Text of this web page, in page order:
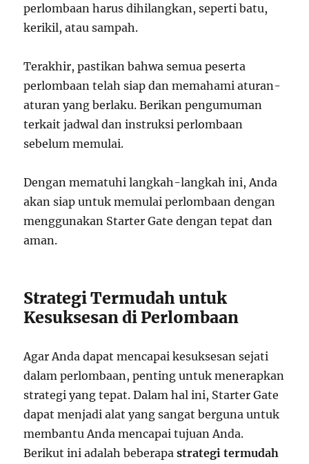
perlombaan harus dihilangkan, seperti batu,
kerikil, atau sampah.
Terakhir, pastikan bahwa semua peserta
perlombaan telah siap dan memahami aturan-
aturan yang berlaku. Berikan pengumuman
terkait jadwal dan instruksi perlombaan
sebelum memulai.
Dengan mematuhi langkah-langkah ini, Anda
akan siap untuk memulai perlombaan dengan
menggunakan Starter Gate dengan tepat dan
aman.
Strategi Termudah untuk
Kesuksesan di Perlombaan
Agar Anda dapat mencapai kesuksesan sejati
dalam perlombaan, penting untuk menerapkan
strategi yang tepat. Dalam hal ini, Starter Gate
dapat menjadi alat yang sangat berguna untuk
membantu Anda mencapai tujuan Anda.
Berikut ini adalah beberapastrategi termudah